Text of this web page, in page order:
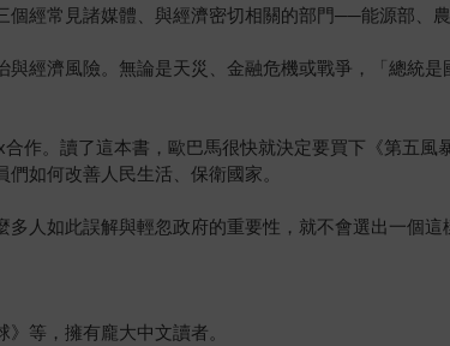
經常見諸媒體、與經濟密切相關的部門──能源部、
經濟風險。無論是天災、金融危機或戰爭，「總統是
作。讀了這本書，歐巴馬很快就決定要買下《第五風
如何改善人民生活、保衛國家。
人如此誤解與輕忽政府的重要性，就不會選出一個這
等，擁有龐大中文讀者。